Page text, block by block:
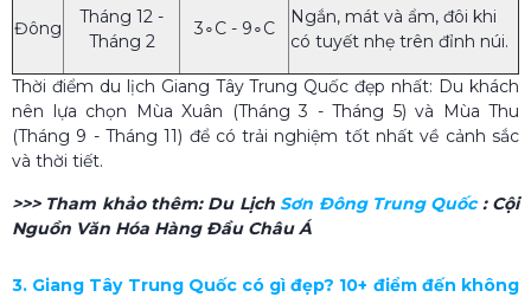
Đông
Tháng 12 -
Tháng 2
3∘C - 9∘C
Ngắn, mát và ẩm, đôi khi
có tuyết nhẹ trên đỉnh núi.
Thời điểm du lịch Giang Tây Trung Quốc đẹp nhất: Du khách
nên lựa chọn Mùa Xuân (Tháng 3 - Tháng 5) và Mùa Thu
(Tháng 9 - Tháng 11) để có trải nghiệm tốt nhất về cảnh sắc
và thời tiết.
>>> Tham khảo thêm: Du Lịch Sơn Đông Trung Quốc​: Cội
Nguồn Văn Hóa Hàng Đầu Châu Á
3. Giang Tây Trung Quốc có gì đẹp? 10+ điểm đến không